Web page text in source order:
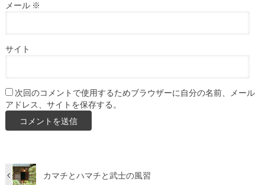
メール ※
サイト
次回のコメントで使用するためブラウザーに自分の名前、メール
アドレス、サイトを保存する。
カマチとハマチと武士の風習